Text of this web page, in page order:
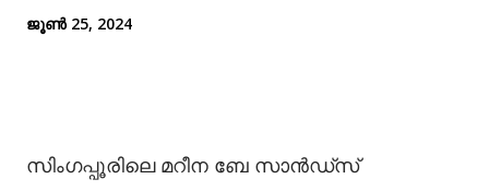
ജൂൺ 25, 2024
സിംഗപ്പൂരിലെ മറീന ബേ സാൻഡ്സ്